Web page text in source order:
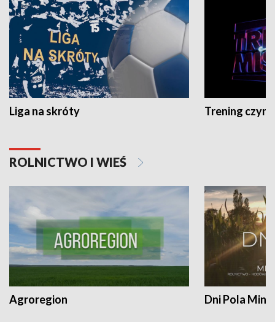
Liga na skróty Trening czyni
ROLNICTWO I WIEŚ
Agroregion Dni Pola